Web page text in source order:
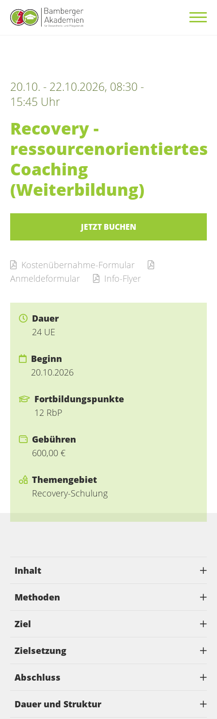
20.10. - 22.10.2026, 08:30 -
15:45 Uhr
Recovery -
ressourcenorientiertes
Coaching
(Weiterbildung)
JETZT BUCHEN
Kostenübernahme-Formular
Anmeldeformular
Info-Flyer
Dauer
24 UE
Beginn
20.10.2026
Fortbildungspunkte
12 RbP
Gebühren
600,00 €
Themengebiet
Recovery-Schulung
Inhalt
Methoden
Ziel
Zielsetzung
Abschluss
Dauer und Struktur